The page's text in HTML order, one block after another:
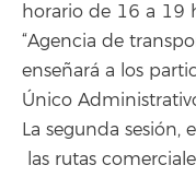
horario de 16 a 19
“Agencia de
enseñará a los
Único
La segunda sesión,
las rutas